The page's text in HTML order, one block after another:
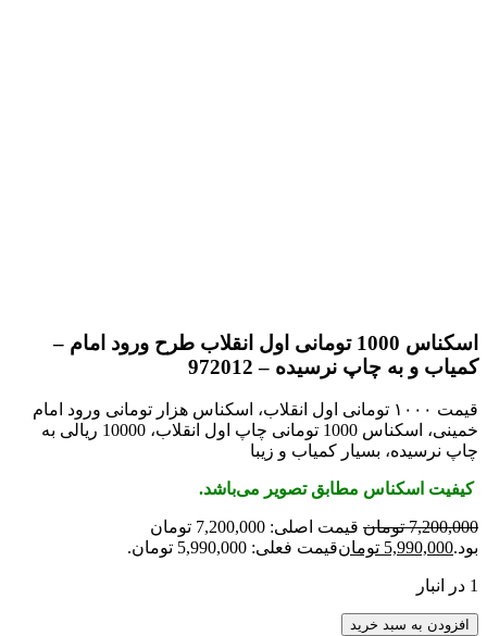
اسکناس 1000 تومانی اول انقلاب طرح ورود امام –
کمیاب و به چاپ نرسیده – 972012
قیمت ۱۰۰۰ تومانی اول انقلاب، اسکناس هزار تومانی ورود امام
خمینی، اسکناس 1000 تومانی چاپ اول انقلاب، 10000 ریالی به
چاپ نرسیده، بسیار کمیاب و زیبا
کیفیت اسکناس مطابق تصویر می‌باشد.
7,200,000 تومان
قیمت اصلی: 7,200,000 تومان
بود.5,990,000 تومانقیمت فعلی: 5,990,000 تومان.
1 در انبار
افزودن به سبد خرید